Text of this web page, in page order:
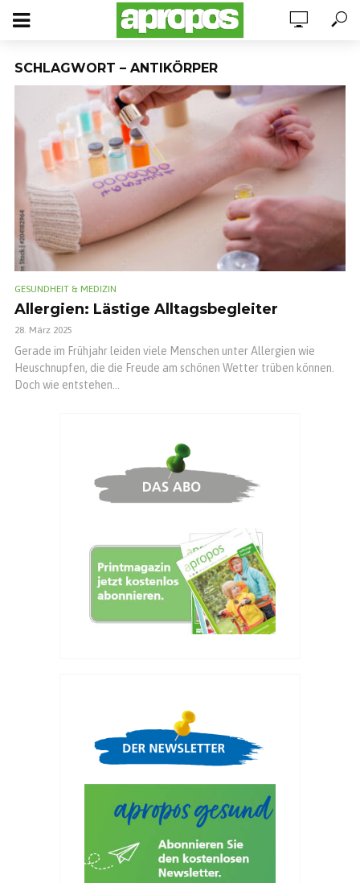
SCHLAGWORT – ANTIKÖRPER
GESUNDHEIT & MEDIZIN
Allergien: Lästige Alltagsbegleiter
28. März 2025
Gerade im Frühjahr leiden viele Menschen unter Allergien wie
Heuschnupfen, die die Freude am schönen Wetter trüben können.
Doch wie entstehen...